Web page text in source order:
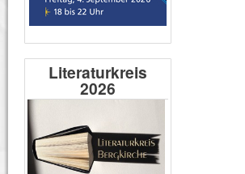
Literaturkreis
2026